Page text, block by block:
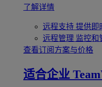
了解详情
远程支持 提供即
远程管理 监控和
查看订阅方案与价格
适合企业